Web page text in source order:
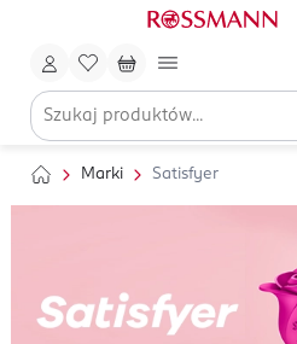
Marki Satisfyer